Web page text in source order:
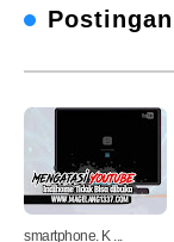
smartphone. K ...